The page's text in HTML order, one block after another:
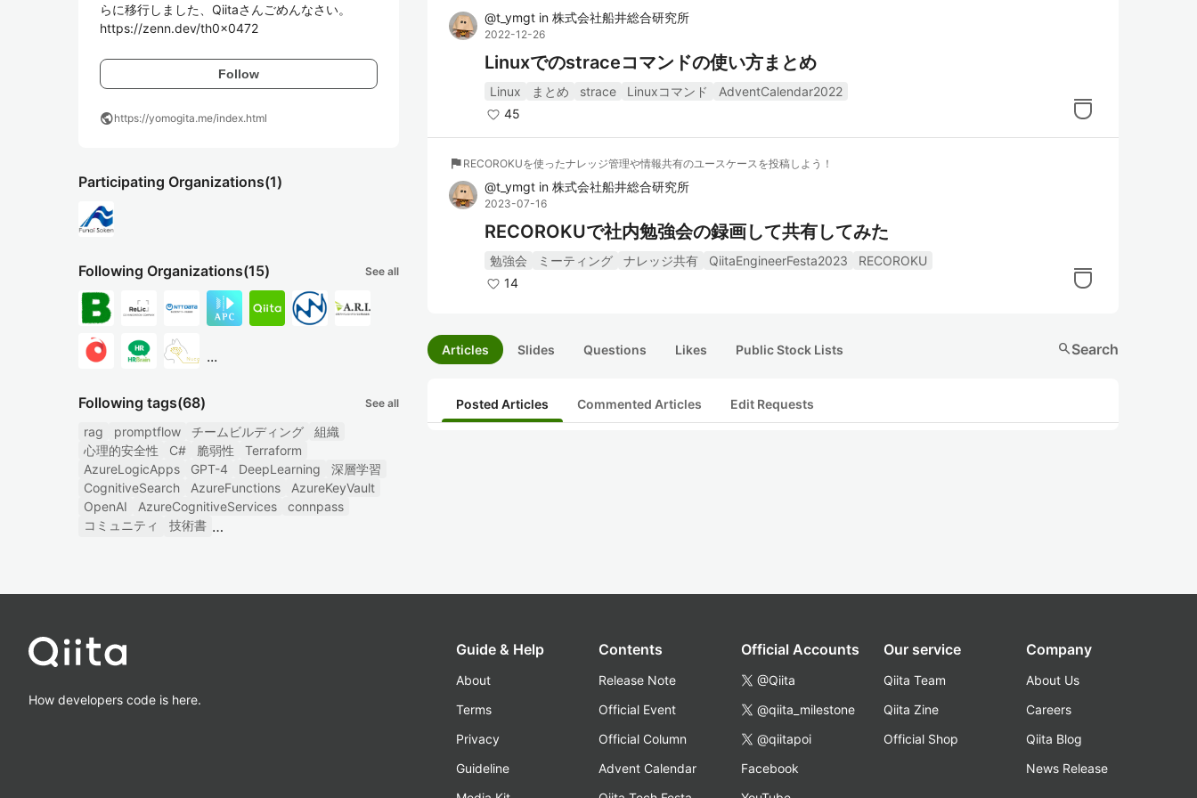
らに移行しました、Qiitaさんごめんなさい。
https://zenn.dev/th0x0472
Follow
publichttps://yomogita.me/index.html
Participating Organizations(1)
Following Organizations(15) See all
...
Following tags(68) See all
rag promptflow チームビルディング
組織
心理的安全性
C# 脆弱性
Terraform
AzureLogicApps
GPT-4 DeepLearning
深層学習
CognitiveSearch
AzureFunctions
AzureKeyVault
OpenAI
AzureCognitiveServices
connpass
コミュニティ
技術書
@t_ymgt in 株式会社船井総合研究所
2022-12-26
Linuxでのstraceコマンドの使い方まとめ
Linux まとめ strace Linuxコマンド
AdventCalendar2022
45
flag RECOROKUを使ったナレッジ管理や情報共有のユースケースを投稿しよう！
@t_ymgt in 株式会社船井総合研究所
2023-07-16
RECOROKUで社内勉強会の録画して共有してみた
勉強会 ミーティング ナレッジ共有 QiitaEngineerFesta2023
RECOROKU
14
Articles Slides Questions Likes Public Stock Lists searchSearch
Posted Articles Commented Articles Edit Requests
How developers code is here.
Guide & Help
About
Terms
Privacy
Guideline
Contents
Release Note
Official Event
Official Column
Advent Calendar
Official Accounts
@Qiita
@qiita_milestone
@qiitapoi
Facebook
Our service
Qiita Team
Qiita Zine
Official Shop
Company
About Us
Careers
Qiita Blog
News Release